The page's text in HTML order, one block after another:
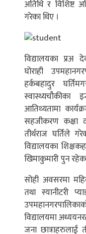
अतिथि र विशिष्ट
गरेका थिए ।
विद्यालयका प्रअ
घोराही
हर्कबहादुर
स्वास्थ्यचौकीका
आतिथ्यतामा
सहजीकरण कक्षा
तीर्थराज घर्तिले
विद्यालयका
खिमाकुमारी पुन
सोही अवसरमा
तथा स्यानीटरी
विद्यालयमा
जना छात्राहरुलाई